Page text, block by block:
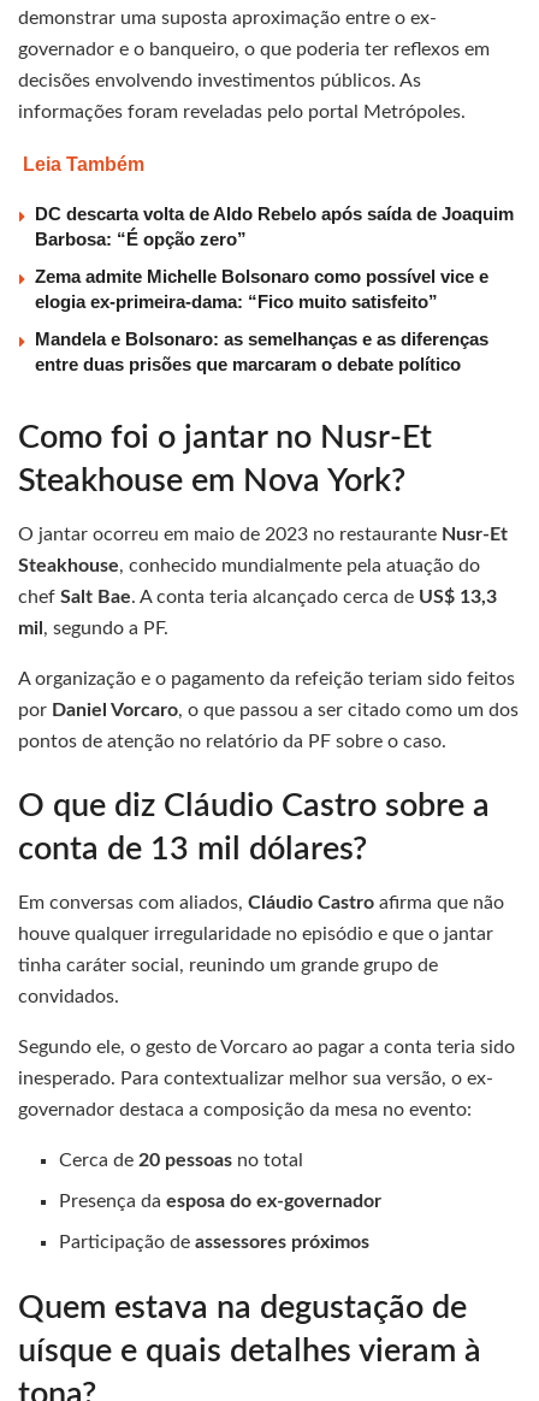
demonstrar uma suposta aproximação entre o ex-
governador e o banqueiro, o que poderia ter reflexos em
decisões envolvendo investimentos públicos. As
informações foram reveladas pelo portal Metrópoles.
Leia Também
DC descarta volta de Aldo Rebelo após saída de Joaquim
Barbosa: “É opção zero”
Zema admite Michelle Bolsonaro como possível vice e
elogia ex-primeira-dama: “Fico muito satisfeito”
Mandela e Bolsonaro: as semelhanças e as diferenças
entre duas prisões que marcaram o debate político
Como foi o jantar no Nusr-Et
Steakhouse em Nova York?
O jantar ocorreu em maio de 2023 no restaurante Nusr-Et
Steakhouse, conhecido mundialmente pela atuação do
chef Salt Bae. A conta teria alcançado cerca de US$ 13,3
mil , segundo a PF.
A organização e o pagamento da refeição teriam sido feitos
por Daniel Vorcaro, o que passou a ser citado como um dos
pontos de atenção no relatório da PF sobre o caso.
O que diz Cláudio Castro sobre a
conta de 13 mil dólares?
Em conversas com aliados, Cláudio Castro afirma que não
houve qualquer irregularidade no episódio e que o jantar
tinha caráter social, reunindo um grande grupo de
convidados.
Segundo ele, o gesto de Vorcaro ao pagar a conta teria sido
inesperado. Para contextualizar melhor sua versão, o ex-
governador destaca a composição da mesa no evento:
Cerca de20 pessoas no total
Presença daesposa do ex-governador
Participação deassessores próximos
Quem estava na degustação de
uísque e quais detalhes vieram à